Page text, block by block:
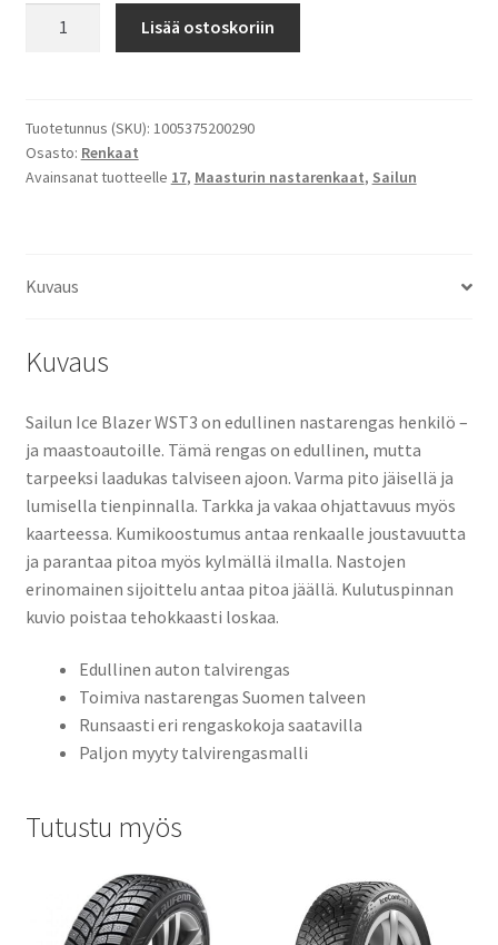
BLAZER
WST3
määrä
Lisää ostoskoriin
Tuotetunnus (SKU): 1005375200290
Osasto: Renkaat
Avainsanat tuotteelle 17, Maasturin nastarenkaat, Sailun
Kuvaus
Kuvaus
Sailun Ice Blazer WST3 on edullinen nastarengas henkilö –
ja maastoautoille. Tämä rengas on edullinen, mutta
tarpeeksi laadukas talviseen ajoon. Varma pito jäisellä ja
lumisella tienpinnalla. Tarkka ja vakaa ohjattavuus myös
kaarteessa. Kumikoostumus antaa renkaalle joustavuutta
ja parantaa pitoa myös kylmällä ilmalla. Nastojen
erinomainen sijoittelu antaa pitoa jäällä. Kulutuspinnan
kuvio poistaa tehokkaasti loskaa.
Edullinen auton talvirengas
Toimiva nastarengas Suomen talveen
Runsaasti eri rengaskokoja saatavilla
Paljon myyty talvirengasmalli
Tutustu myös